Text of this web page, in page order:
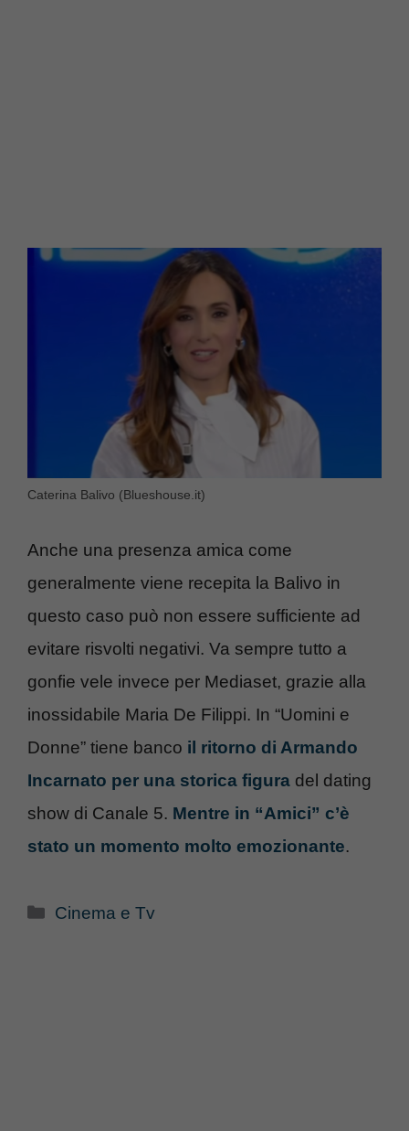
Caterina Balivo (Blueshouse.it)
Anche una presenza amica come
generalmente viene recepita la Balivo in
questo caso può non essere sufficiente ad
evitare risvolti negativi. Va sempre tutto a
gonfie vele invece per Mediaset, grazie alla
inossidabile Maria De Filippi. In “Uomini e
Donne” tiene banco il ritorno di Armando
Incarnato per una storica figura del dating
show di Canale 5. Mentre in “Amici” c’è
stato un momento molto emozionante.
Categorie
Cinema e Tv